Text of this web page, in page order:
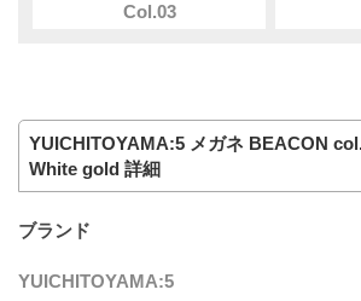
Col.03
YUICHITOYAMA:5 メガネ BEACON
White gold 詳細
ブランド
YUICHITOYAMA:5